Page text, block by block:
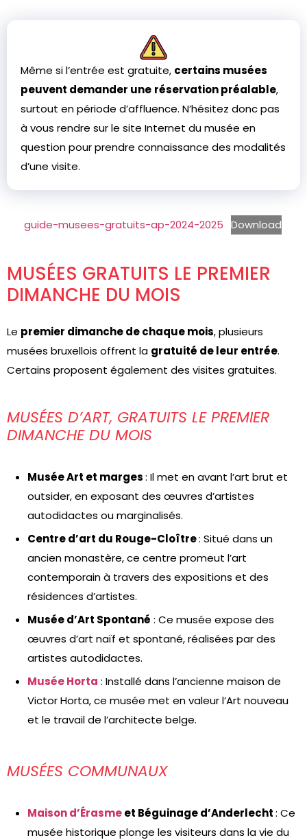
Même si l’entrée est gratuite, certains musées
peuvent demander une réservation préalable,
surtout en période d’affluence. N’hésitez donc pas
à vous rendre sur le site Internet du musée en
question pour prendre connaissance des modalités
d’une visite.
guide-musees-gratuits-ap-2024-2025 Download
MUSÉES GRATUITS LE PREMIER
DIMANCHE DU MOIS
Le premier dimanche de chaque mois, plusieurs
musées bruxellois offrent la gratuité de leur entrée.
Certains proposent également des visites gratuites.
MUSÉES D’ART, GRATUITS LE PREMIER
DIMANCHE DU MOIS
Musée Art et marges: Il met en avant l’art brut et
outsider, en exposant des œuvres d’artistes
autodidactes ou marginalisés.
Centre d’art du Rouge-Cloître: Situé dans un
ancien monastère, ce centre promeut l’art
contemporain à travers des expositions et des
résidences d’artistes.
Musée d’Art Spontané : Ce musée expose des
œuvres d’art naïf et spontané, réalisées par des
artistes autodidactes.
Musée Horta : Installé dans l’ancienne maison de
Victor Horta, ce musée met en valeur l’Art nouveau
et le travail de l’architecte belge.
MUSÉES COMMUNAUX
Maison d’Érasmeet Béguinage d’Anderlecht: Ce
musée historique plonge les visiteurs dans la vie du